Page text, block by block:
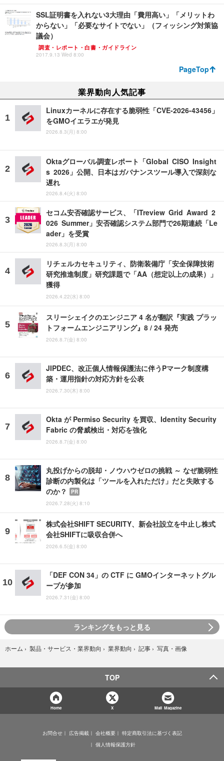
SSL証明書を入れない3大理由「費用高い」「メリットわ
からない」「必要なサイトでない」（フィッシング対策協
議会）
調査・レポート・白書・ガイドライン
2017.9.13 Wed 8:00
PageTop
業界動向人気記事
Linuxカーネルに存在する脆弱性「CVE-2026-43456」
をGMOイエラエが発見
2026.8.3(月) 8:00
Oktaグローバル調査レポート「Global CISO Insight
s 2026」公開、日本はガバナンスツール導入で深刻な
遅れ
2026.8.4(火) 8:00
セコム安否確認サービス、「ITreview Grid Award 2
026 Summer」安否確認システム部門で26期連続「Le
ader」を受賞
2026.8.3(月) 8:00
リチェルカセキュリティ、防衛装備庁「安全保障技術
研究推進制度」研究課題で「AA（想定以上の成果）」
獲得
2026.4.22(水) 8:00
スリーシェイクのエンジニア 4 名が翻訳『実践 プラッ
トフォームエンジニアリング』8 / 24 発売
2026.8.7(金) 8:00
JIPDEC、改正個人情報保護法に伴うPマーク制度構
築・運用指針の対応方針を公表
2026.7.30(木) 8:00
Okta が Permiso Security を買収、Identity Security
Fabric の脅威検出・対応を強化
2026.8.7(金) 8:00
丸投げからの脱却・ノウハウゼロの挑戦 ～ なぜ脆弱性
診断の内製化は「ツールを入れただけ」だと失敗する
のか？
PR
2026.7.28(火) 8:10
株式会社SHIFT SECURITY、新会社設立を中止し株式
会社SHIFTに吸収合併へ
2026.6.5(金) 8:00
「DEF CON 34」の CTF に GMOインターネットグル
ープが参加
2026.7.31(金) 8:00
ランキングをもっと見る
ホーム › 製品・サービス・業界動向 › 業界動向 › 記事 › 写真・画像
TOP
Home X Mail Magazine
お問合せ 広告掲載 会社概要
特定商取引法に基づく表記
個人情報保護方針